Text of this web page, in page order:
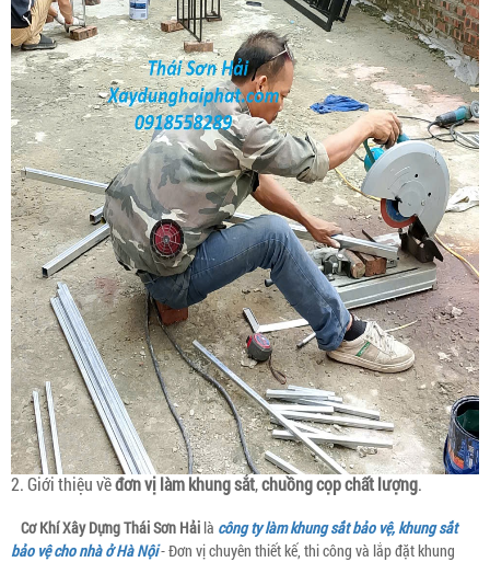
2. Giới thiệu vềđơn vị làm khung sắt,chuồng cọp chất lượng.
Cơ Khí Xây Dựng Thái Sơn Hải là công ty làm khung sắt bảo vệ, khung sắt
bảo vệ cho nhà ở Hà Nội- Đơn vị chuyên thiết kế, thi công và lắp đặt khung